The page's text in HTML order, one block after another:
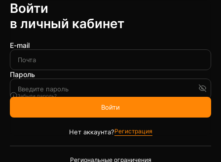
Войти
в личный кабинет
E-mail
Пароль
Забыли пароль?
Войти
Нет аккаунта?Регистрация
Региональные ограничения